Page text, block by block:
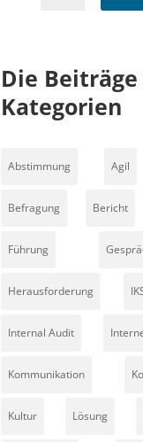
Die
Kategorien
Abstimmung Agil
Befragung Bericht
Führung
Herausforderung
Internal Audit
Kommunikation
Kultur Lösung